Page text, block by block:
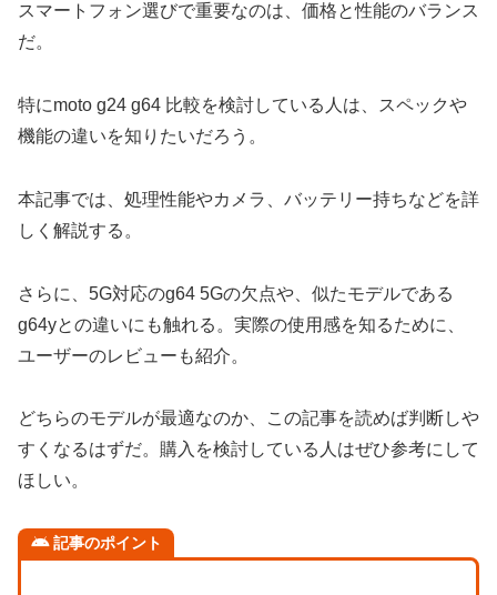
スマートフォン選びで重要なのは、価格と性能のバランス
だ。
特にmoto g24 g64 比較を検討している人は、スペックや
機能の違いを知りたいだろう。
本記事では、処理性能やカメラ、バッテリー持ちなどを詳
しく解説する。
さらに、5G対応のg64 5Gの欠点や、似たモデルである
g64yとの違いにも触れる。実際の使用感を知るために、
ユーザーのレビューも紹介。
どちらのモデルが最適なのか、この記事を読めば判断しや
すくなるはずだ。購入を検討している人はぜひ参考にして
ほしい。
記事のポイント